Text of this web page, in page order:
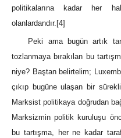
politikalarına kadar her
olanlardandır. [4]
Peki ama bugün artık
tozlanmaya bırakılan bu
niye? Baştan belirtelim;
çıkıp bugüne ulaşan bir
Marksist politikaya doğrudan
Marksizmin politik kuruluşu
bu tartışma, her ne kadar